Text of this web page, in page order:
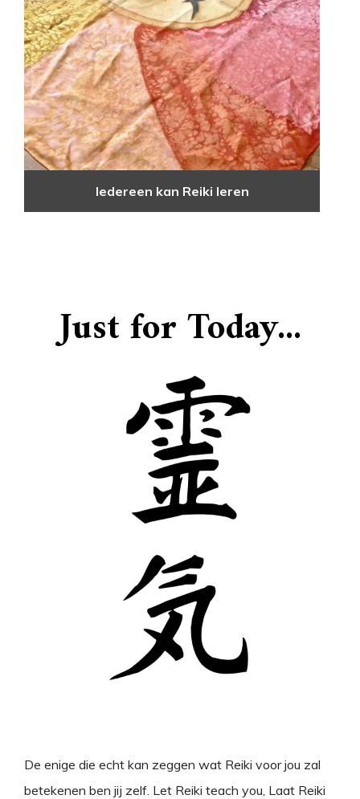
Iedereen kan Reiki leren
Just for Today...
De enige die echt kan zeggen wat Reiki voor jou zal
betekenen ben jij zelf. Let Reiki teach you, Laat Reiki